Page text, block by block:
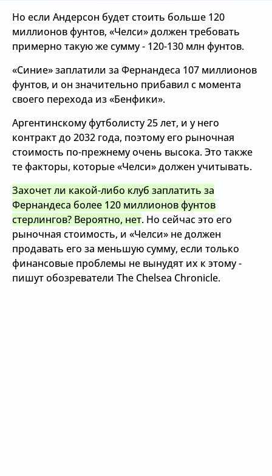
Но если Андерсон будет стоить больше 120
миллионов фунтов, «Челси» должен требовать
примерно такую ​​же сумму - 120-130 млн фунтов.
«Синие» заплатили за Фернандеса 107 миллионов
фунтов, и он значительно прибавил с момента
своего перехода из «Бенфики».
Аргентинскому футболисту 25 лет, и у него
контракт до 2032 года, поэтому его рыночная
стоимость по-прежнему очень высока. Это также
те факторы, которые «Челси» должен учитывать.
Захочет ли какой-либо клуб заплатить за
Фернандеса более 120 миллионов фунтов
стерлингов? Вероятно, нет. Но сейчас это его
рыночная стоимость, и «Челси» не должен
продавать его за меньшую сумму, если только
финансовые проблемы не вынудят их к этому -
пишут обозреватели The Chelsea Chronicle.